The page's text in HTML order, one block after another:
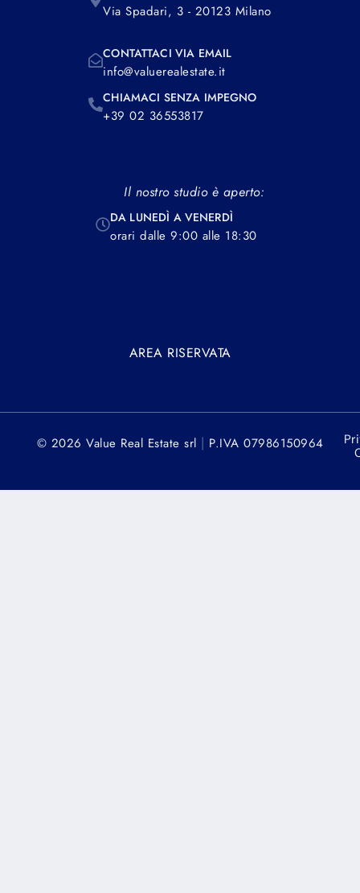
Via Spadari, 3 - 20123 Milano
CONTATTACI VIA EMAIL
info@valuerealestate.it
CHIAMACI SENZA IMPEGNO
+39 02 36553817
Il nostro studio è aperto:
DA LUNEDÌ A VENERDÌ
orari dalle 9:00 alle 18:30
AREA RISERVATA
© 2026 Value Real Estate srl | P.IVA 07986150964